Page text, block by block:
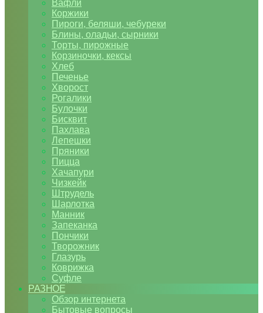
Вафли
Коржики
Пироги, беляши, чебуреки
Блины, оладьи, сырники
Торты, пирожные
Корзиночки, кексы
Хлеб
Печенье
Хворост
Рогалики
Булочки
Бисквит
Пахлава
Лепешки
Пряники
Пицца
Хачапури
Чизкейк
Штрудель
Шарлотка
Манник
Запеканка
Пончики
Творожник
Глазурь
Коврижка
Суфле
РАЗНОЕ
Обзор интернета
Бытовые вопросы